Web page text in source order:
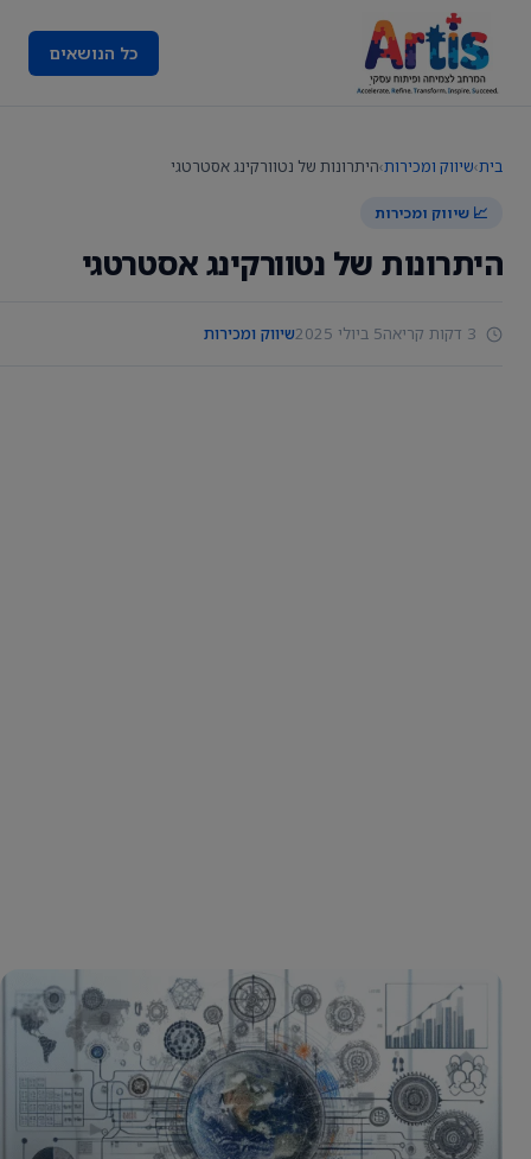
כל הנושאים
בית›שיווק ומכירות›היתרונות של נטוורקינג אסטרטגי
📈 שיווק ומכירות
היתרונות של נטוורקינג אסטרטגי
5 ביולי 2025 שיווק ומכירות